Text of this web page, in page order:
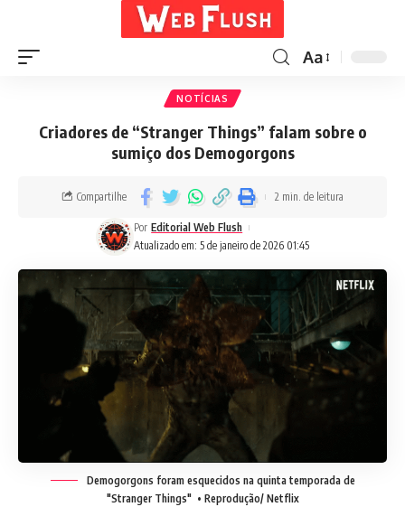
Aa
NOTÍCIAS
Criadores de “Stranger Things” falam sobre o
sumiço dos Demogorgons
Atualizado em: 5 de janeiro de 2026 01:45
Por Editorial Web Flush
Compartilhe 2 min. de leitura
Demogorgons foram esquecidos na quinta temporada de
"Stranger Things"• Reprodução/ Netflix